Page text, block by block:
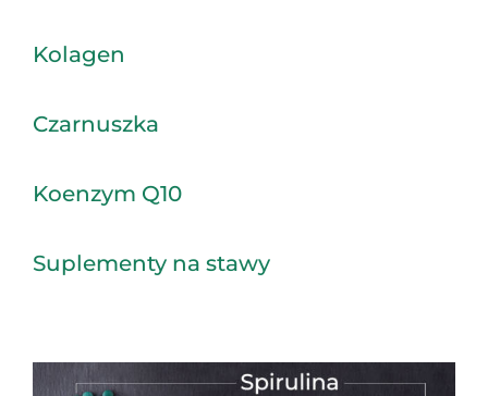
Kolagen
Czarnuszka
Koenzym Q10
Suplementy na stawy